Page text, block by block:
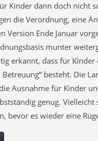
Kinder dann doch nicht
die Verordnung, eine
Version Ende Januar
munter
erkannt, dass für
besteht. Die
Ausnahme für Kinder
genug.
bevor es wieder eine